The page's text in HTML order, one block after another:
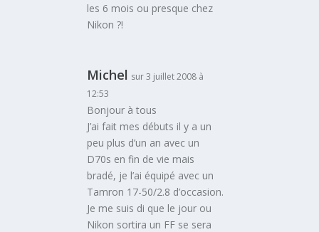
les 6 mois ou presque chez
Nikon ?!
Michel sur 3 juillet 2008 à
12:53
Bonjour à tous
J’ai fait mes débuts il y a un
peu plus d’un an avec un
D70s en fin de vie mais
bradé, je l’ai équipé avec un
Tamron 17-50/2.8 d’occasion.
Je me suis di que le jour ou
Nikon sortira un FF se sera